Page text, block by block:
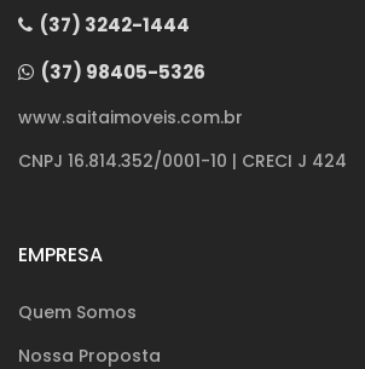
(37) 3242-1444
(37) 98405-5326
www.saitaimoveis.com.br
CNPJ 16.814.352/0001-10 | CRECI J 424
EMPRESA
Quem Somos
Nossa Proposta